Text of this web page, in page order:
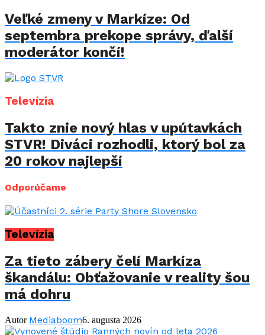
Veľké zmeny v Markíze: Od
septembra prekope správy, ďalší
moderátor končí!
Televízia
Takto znie nový hlas v upútavkách
STVR! Diváci rozhodli, ktorý bol za
20 rokov najlepší
Odporúčame
Televízia
Za tieto zábery čelí Markíza
škandálu: Obťažovanie v reality šou
má dohru
Autor Mediaboom6. augusta 2026